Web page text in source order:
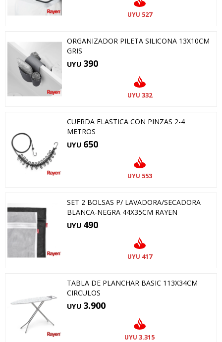
UYU 527
ORGANIZADOR PILETA SILICONA 13X10CM
GRIS
UYU 390
UYU 332
CUERDA ELASTICA CON PINZAS 2-4
METROS
UYU 650
UYU 553
SET 2 BOLSAS P/ LAVADORA/SECADORA
BLANCA-NEGRA 44X35CM RAYEN
UYU 490
UYU 417
TABLA DE PLANCHAR BASIC 113X34CM
CIRCULOS
UYU 3.900
UYU 3.315